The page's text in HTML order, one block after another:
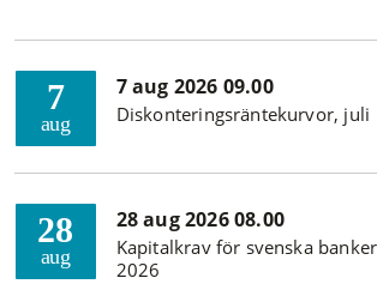
7
aug
7 aug 2026 09.00
Diskonteringsräntekurvor, juli
28
aug
28 aug 2026 08.00
Kapitalkrav för svenska
2026